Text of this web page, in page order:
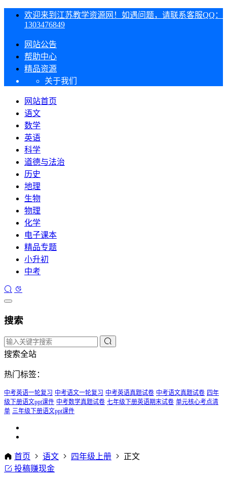
欢迎来到江苏教学资源网！如遇问题，请联系客服QQ：
1303476849
网站公告
帮助中心
精品资源
关于我们
网站首页
语文
数学
英语
科学
道德与法治
历史
地理
生物
物理
化学
电子课本
精品专题
小升初
中考
搜索
搜索全站
热门标签：
中考英语一轮复习 中考语文一轮复习 中考英语真题试卷 中考语文真题试卷 四年
级下册语文ppt课件 中考数学真题试卷 七年级下册英语期末试卷 单元核心考点清
单 三年级下册语文ppt课件
首页 语文 四年级上册
正文
投稿赚现金